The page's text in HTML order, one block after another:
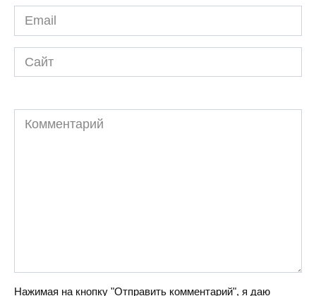
Email
*
Сайт
Комментарий
Нажимая на кнопку "Отправить комментарий", я даю